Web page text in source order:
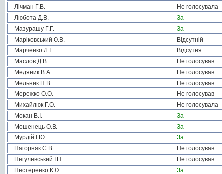
Лічман Г.В.
Не голосувала
Любота Д.В.
За
Мазурашу Г.Г.
За
Маріковський О.В.
Відсутній
Марченко Л.І.
Відсутня
Маслов Д.В.
Не голосував
Медяник В.А.
Не голосував
Мельник П.В.
Не голосував
Мережко О.О.
Не голосував
Михайлюк Г.О.
Не голосувала
Мокан В.І.
За
Мошенець О.В.
За
Мурдій І.Ю.
За
Нагорняк С.В.
Не голосував
Негулевський І.П.
Не голосував
Нестеренко К.О.
За